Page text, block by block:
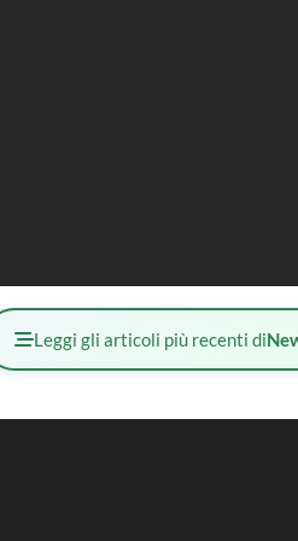
Leggi gli articoli più recenti di